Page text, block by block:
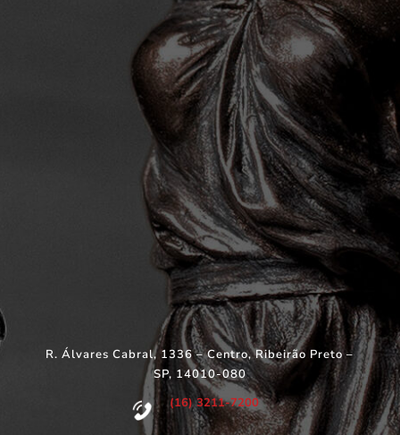
R. Álvares Cabral, 1336 – Centro, Ribeirão Preto –
SP, 14010-080
(16) 3211-7200